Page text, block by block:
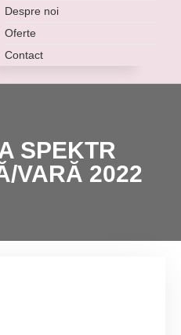
Despre noi
Oferte
Contact
SPEKTR
VARĂ 2022